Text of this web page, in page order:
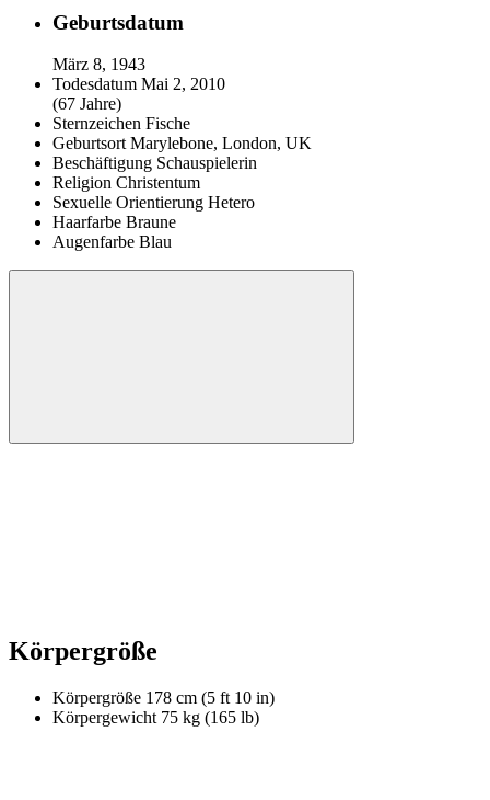
Geburtsdatum
März 8, 1943
Todesdatum Mai 2, 2010
(67 Jahre)
Sternzeichen Fische
Geburtsort Marylebone, London, UK
Beschäftigung Schauspielerin
Religion Christentum
Sexuelle Orientierung Hetero
Haarfarbe Braune
Augenfarbe Blau
Körpergröße
Körpergröße 178 cm (5 ft 10 in)
Körpergewicht 75 kg (165 lb)